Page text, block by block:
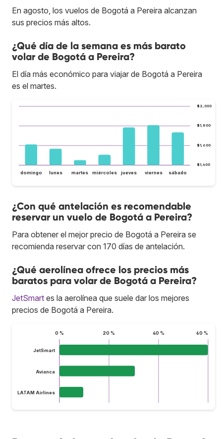
En agosto, los vuelos de Bogotá a Pereira alcanzan
sus precios más altos.
¿Qué día de la semana es más barato
volar de Bogotá a Pereira?
El día más económico para viajar de Bogotá a Pereira
es el martes.
$1,400
$1,600
$1,800
$2,000
domingo lunes martes miércoles jueves viernes sábado
¿Con qué antelación es recomendable
reservar un vuelo de Bogotá a Pereira?
Para obtener el mejor precio de Bogotá a Pereira se
recomienda reservar con 170 días de antelación.
¿Qué aerolínea ofrece los precios más
baratos para volar de Bogotá a Pereira?
JetSmart es la aerolínea que suele dar los mejores
precios de Bogotá a Pereira.
0 % 20 % 40 % 60 %
JetSmart
Avianca
LATAM Airlines